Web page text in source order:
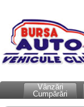
Vânzări
Cumpărări